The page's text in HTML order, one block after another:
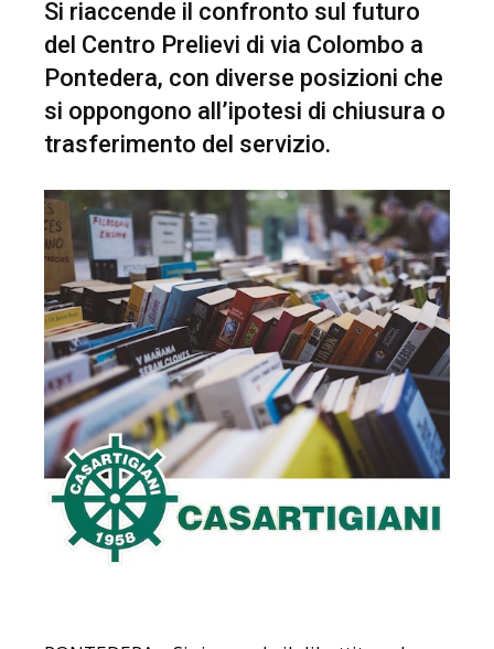
Si riaccende il confronto sul futuro
del Centro Prelievi di via Colombo a
Pontedera, con diverse posizioni che
si oppongono all’ipotesi di chiusura o
trasferimento del servizio.